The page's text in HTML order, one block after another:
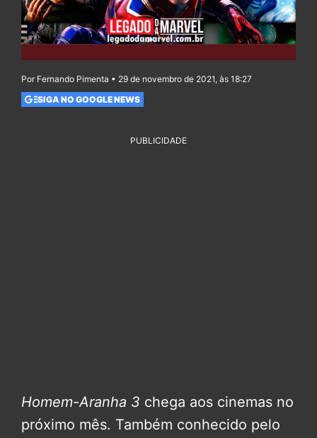
Por Fernando Pimenta • 29 de novembro de 2021, às 18:27
SIGA NO GOOGLE NEWS
PUBLICIDADE
Homem-Aranha 3 chega aos cinemas no
próximo mês. Também conhecido pelo